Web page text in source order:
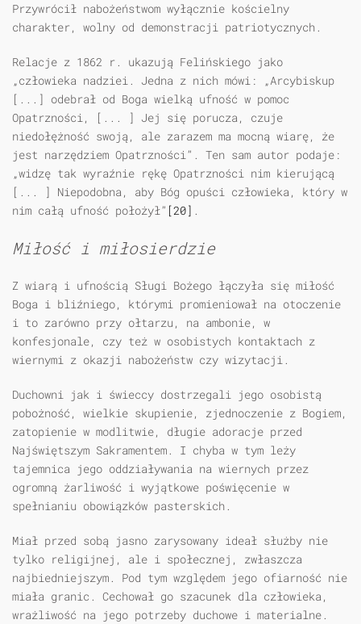
Przywrócił nabożeństwom wyłącznie kościelny
charakter, wolny od demonstracji patriotycznych.
Relacje z 1862 r. ukazują Felińskiego jako
„człowieka nadziei. Jedna z nich mówi: „Arcybiskup
[...] odebrał od Boga wielką ufność w pomoc
Opatrzności, [... ] Jej się porucza, czuje
niedołężność swoją, ale zarazem ma mocną wiarę, że
jest narzędziem Opatrzności”. Ten sam autor podaje:
„widzę tak wyraźnie rękę Opatrzności nim kierującą
[... ] Niepodobna, aby Bóg opuści człowieka, który w
nim całą ufność położył” [20] .
Miłość i miłosierdzie
Z wiarą i ufnością Sługi Bożego łączyła się miłość
Boga i bliźniego, którymi promieniował na otoczenie
i to zarówno przy ołtarzu, na ambonie, w
konfesjonale, czy też w osobistych kontaktach z
wiernymi z okazji nabożeństw czy wizytacji.
Duchowni jak i świeccy dostrzegali jego osobistą
pobożność, wielkie skupienie, zjednoczenie z Bogiem,
zatopienie w modlitwie, długie adoracje przed
Najświętszym Sakramentem. I chyba w tym leży
tajemnica jego oddziaływania na wiernych przez
ogromną żarliwość i wyjątkowe poświęcenie w
spełnianiu obowiązków pasterskich.
Miał przed sobą jasno zarysowany ideał służby nie
tylko religijnej, ale i społecznej, zwłaszcza
najbiedniejszym. Pod tym względem jego ofiarność nie
miała granic. Cechował go szacunek dla człowieka,
wrażliwość na jego potrzeby duchowe i materialne.